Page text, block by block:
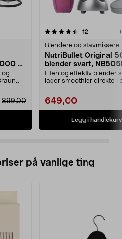
W,
og
899,00
12 anmeldelser
Blendere og stavmiksere
NutriBullet Original
blender svart,
Liten og effektiv blender
lager smoothier direkte i
649,00
Legg i handlekurv
4.5 av 5 stjerner
på vanlige ting